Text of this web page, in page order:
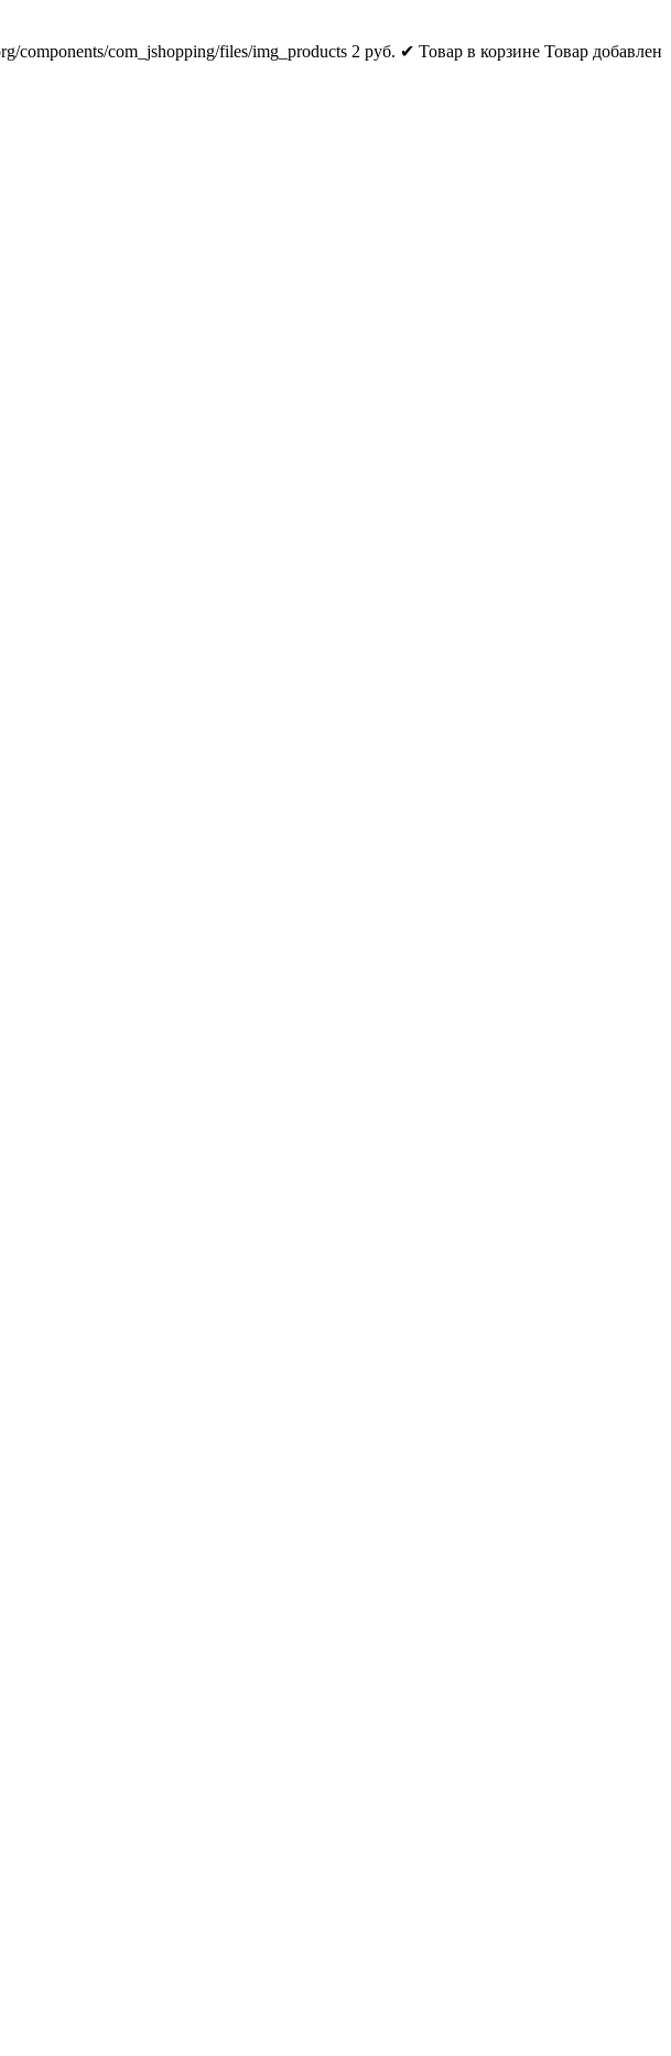
components/com_jshopping/files/img_products 2 руб. ✔ Товар в корзине Товар добавлен